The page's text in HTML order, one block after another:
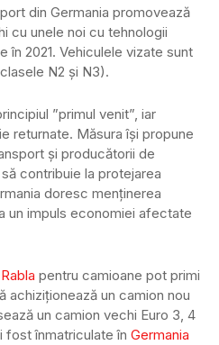
din Germania promovează
cu unele noi cu tehnologii
în 2021. Vehiculele vizate sunt
N2 și N3).
”primul venit”, iar
returnate. Măsura își propune
și producătorii de
contribuie la protejarea
doresc menținerea
un impuls economiei afectate
pentru camioane pot primi
achiziționează un camion nou
un camion vechi Euro 3, 4
fost înmatriculate în Germania